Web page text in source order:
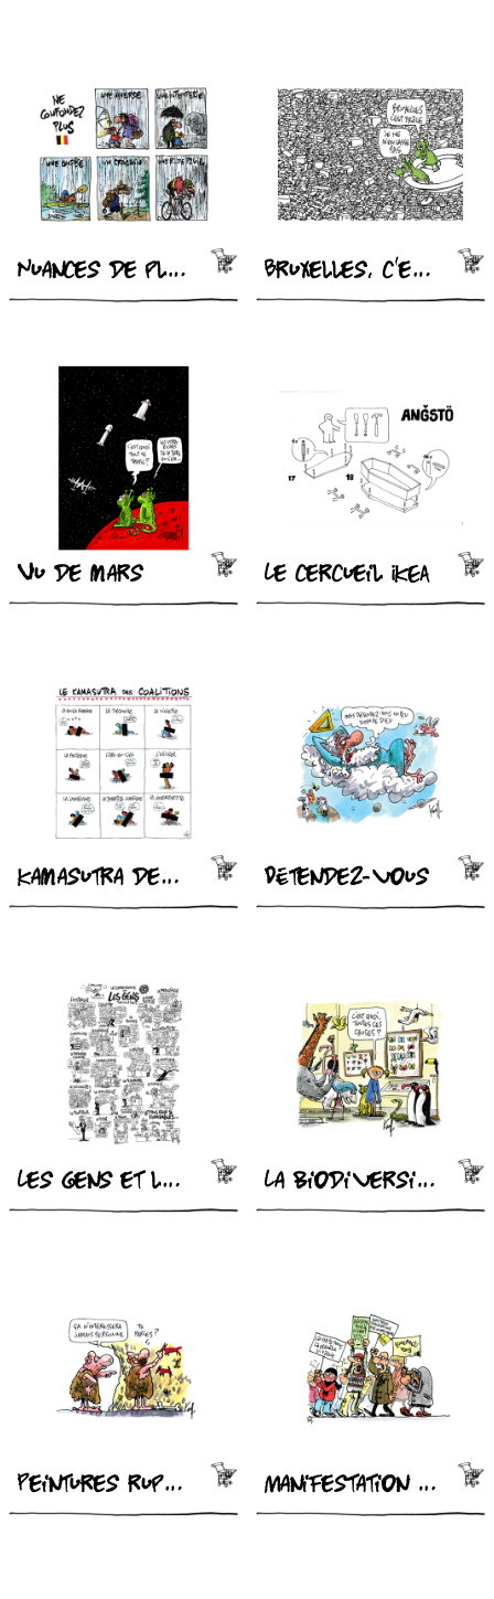
Nuances de pluie Bruxelles, c'est drôle
Vu de mars Le cercueil IKEA
Kamasutra des coalitions Détendez-vous
Les gens et le coronavirus La biodiversité en danger
Peintures rupestres Manifestation pour le climat